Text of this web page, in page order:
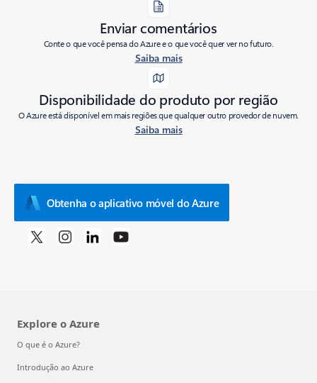
Enviar comentários
Conte o que você pensa do Azure e o que você quer ver no futuro.
Saiba mais
Disponibilidade do produto por região
O Azure está disponível em mais regiões que qualquer outro provedor de nuvem.
Saiba mais
Obtenha o aplicativo móvel do Azure
Explore o Azure
O que é o Azure?
Introdução ao Azure